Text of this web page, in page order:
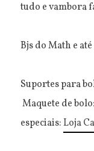
tudo e vambora
Bjs do Math e
Suportes para
Maquete de bolo:
especiais:Loja